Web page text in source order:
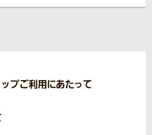
プご利用にあたって